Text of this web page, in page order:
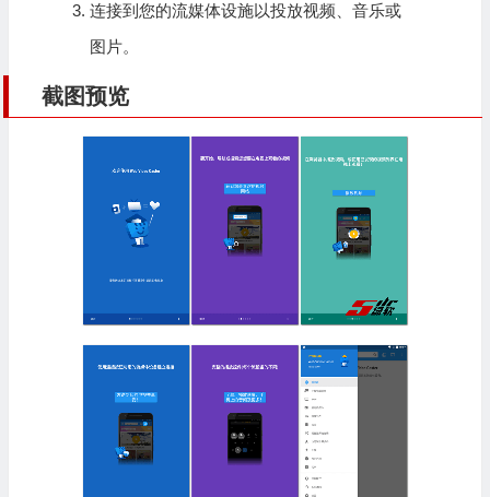
连接到您的流媒体设施以投放视频、音乐或
图片。
截图预览